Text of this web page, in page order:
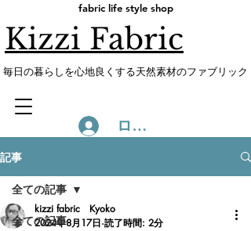
fabric life style shop
Kizzi Fabric
​毎日の暮らしを心地良くする天然素材のファブリック
ログイン
記事
全ての記事
全ての記事
kizzi fabric Kyoko
2024年8月17日 読了時間: 2分